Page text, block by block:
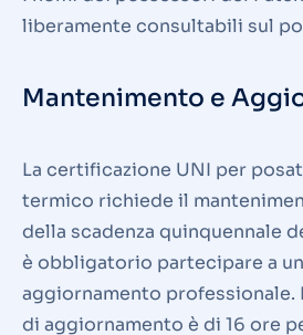
liberamente consultabili sul
Mantenimento e
La certificazione UNI per
termico richiede il
della scadenza quinquennale
è obbligatorio partecipare a
aggiornamento professionale.
di aggiornamento è di 16 ore